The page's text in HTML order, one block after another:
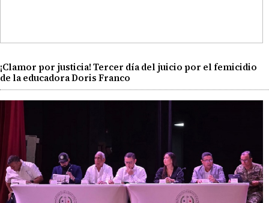
¡Clamor por justicia! Tercer día del juicio por el femicidio
de la educadora Doris Franco